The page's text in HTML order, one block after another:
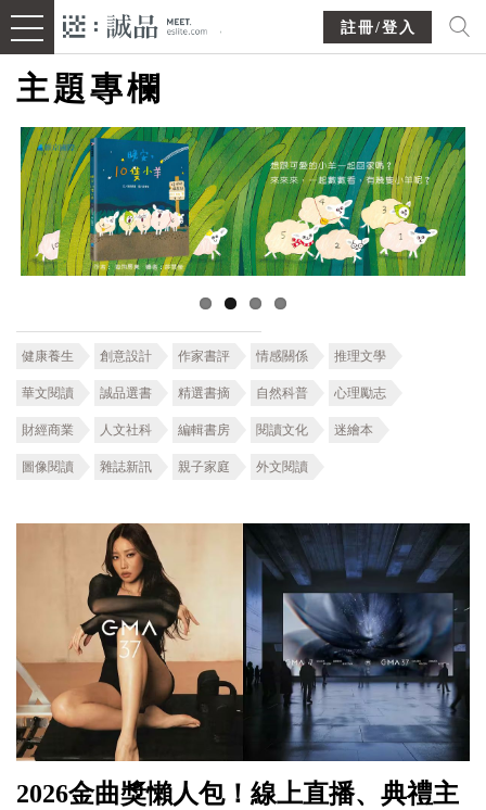
註冊/登入
主題專欄
健康養生 創意設計 作家書評 情感關係 推理文學
華文閱讀 誠品選書 精選書摘 自然科普 心理勵志
財經商業 人文社科 編輯書房 閱讀文化 迷繪本
圖像閱讀 雜誌新訊 親子家庭 外文閱讀
2026金曲獎懶人包！線上直播、典禮主